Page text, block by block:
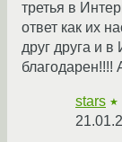
третья в
ответ как их
друг друга и
благодарен!!!!
stars ★